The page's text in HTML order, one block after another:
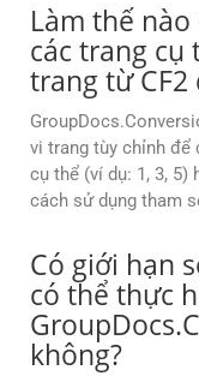
Làm thế
các trang cụ
trang từ CF2
vi trang tùy chỉnh để
cụ thể (ví dụ: 1, 3, 5)
cách sử dụng tham
Có giới hạn
có thể thực
không?